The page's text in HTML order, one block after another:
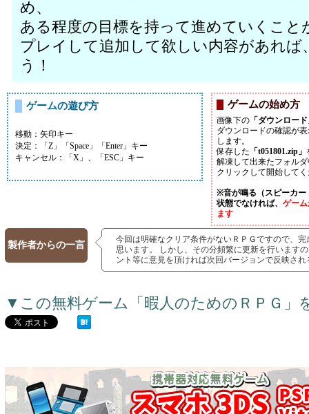
め、
ある程度の目標を持って進めていくこと
プレイして追加して欲しい内容があれ
う！
ゲームの遊び方
移動：矢印キー
決定：「Z」「Space」「Enter」キー
キャンセル：「X」、「ESC」キー
ゲームの始め方
画像下の 「ダウンロー
ダウンロードの確認が
します。
保存した 「t051801.zip」
解凍して出来たフォル
クリックして開始して
※音が鳴る（スピーカー
状態でなければ、 ゲー
ます
製作者からの一言
今回は明確なクリア条件がないＲＰＧですので、
思います。 しかし、その分頻繁に更新を行います
ント等に意見を頂ければ次回バージョンで反映さ
▼この無料ゲーム「暇人のためのＲＰＧ」